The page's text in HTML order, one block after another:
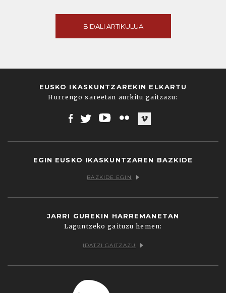
BIDALI ARTIKULUA
EUSKO IKASKUNTZAREKIN ELKARTU
Hurrengo sareetan aurkitu gaitzazu:
EGIN EUSKO IKASKUNTZAREN BAZKIDE
BAZKIDE EGIN
JARRI GUREKIN HARREMANETAN
Laguntzeko gaituzu hemen:
IDATZI GAITZAZU